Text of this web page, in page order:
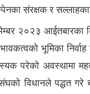
संरक्षक र
२०२३ आईतबारका
भूमिका
परेको अवस्थामा
विधानले पद्धत गरे